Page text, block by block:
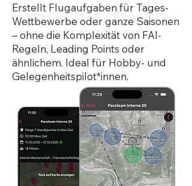
Erstellt Flugaufgaben für Tages-
Wettbewerbe oder ganze Saisonen
– ohne die Komplexität von FAI-
Regeln, Leading Points oder
ähnlichem. Ideal für Hobby- und
Gelegenheitspilot*innen.